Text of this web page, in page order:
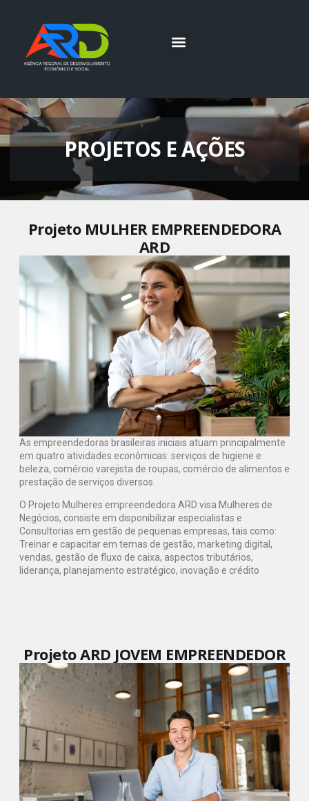
PROJETOS E AÇÕES
Projeto MULHER EMPREENDEDORA
ARD
As empreendedoras brasileiras iniciais atuam principalmente
em quatro atividades econômicas: serviços de higiene e
beleza, comércio varejista de roupas, comércio de alimentos e
prestação de serviços diversos.
O Projeto Mulheres empreendedora ARD visa Mulheres de
Negócios, consiste em disponibilizar especialistas e
Consultorias em gestão de pequenas empresas, tais como:
Treinar e capacitar em temas de gestão, marketing digital,
vendas, gestão de fluxo de caixa, aspectos tributários,
liderança, planejamento estratégico, inovação e crédito
Projeto ARD JOVEM EMPREENDEDOR